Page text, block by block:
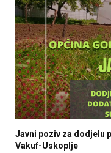
Javni poziv za dodjelu
Vakuf-Uskoplje